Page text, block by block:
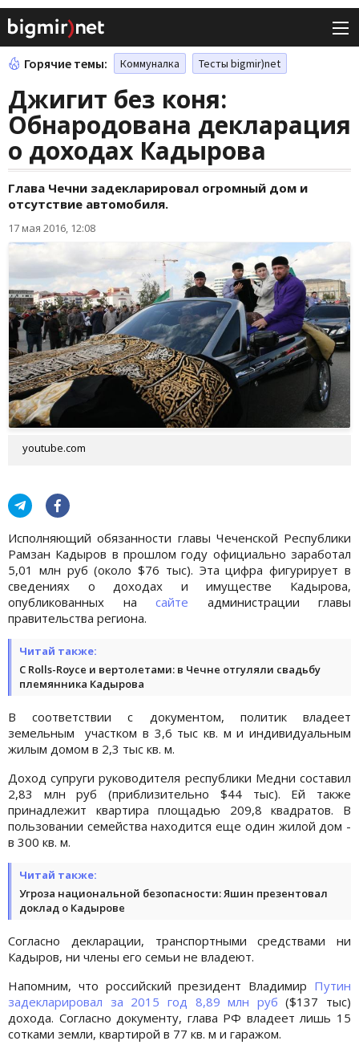
Горячие темы: Коммуналка Тесты bigmir)net
Джигит без коня:
Обнародована декларация
о доходах Кадырова
Глава Чечни задекларировал огромный дом и
отсутствие автомобиля.
17 мая 2016, 12:08
youtube.com
Исполняющий обязанности главы Чеченской Республики
Рамзан Кадыров в прошлом году официально заработал
5,01 млн руб (около $76 тыс). Эта цифра фигурирует в
сведениях о доходах и имуществе Кадырова,
опубликованных на сайте администрации главы
правительства региона.
Читай также:
С Rolls-Royce и вертолетами: в Чечне отгуляли свадьбу
племянника Кадырова
В соответствии с документом, политик владеет
земельным участком в 3,6 тыс кв. м и индивидуальным
жилым домом в 2,3 тыс кв. м.
Доход супруги руководителя республики Медни составил
2,83 млн руб (приблизительно $44 тыс). Ей также
принадлежит квартира площадью 209,8 квадратов. В
пользовании семейства находится еще один жилой дом -
в 300 кв. м.
Читай также:
Угроза национальной безопасности: Яшин презентовал
доклад о Кадырове
Согласно декларации, транспортными средствами ни
Кадыров, ни члены его семьи не владеют.
Напомним, что российский президент Владимир Путин
задекларировал за 2015 год 8,89 млн руб ($137 тыс)
дохода. Согласно документу, глава РФ владеет лишь 15
сотками земли, квартирой в 77 кв. м и гаражом.